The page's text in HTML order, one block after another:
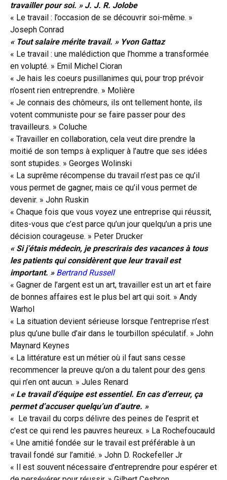
travailler pour soi. » J. J. R. Jolobe
« Le travail : l’occasion de se découvrir soi-même. »
Joseph Conrad
« Tout salaire mérite travail. » Yvon Gattaz
« Le travail : une malédiction que l’homme a transformée
en volupté. » Emil Michel Cioran
« Je hais les coeurs pusillanimes qui, pour trop prévoir
n’osent rien entreprendre. » Molière
« Je connais des chômeurs, ils ont tellement honte, ils
votent communiste pour se faire passer pour des
travailleurs. » Coluche
« Travailler en collaboration, cela veut dire prendre la
moitié de son temps à expliquer à l’autre que ses idées
sont stupides. » Georges Wolinski
« La suprême récompense du travail n’est pas ce qu’il
vous permet de gagner, mais ce qu’il vous permet de
devenir. » John Ruskin
« Chaque fois que vous voyez une entreprise qui réussit,
dites-vous que c’est parce qu’un jour quelqu’un a pris une
décision courageuse. » Peter Drucker
« Si j’étais médecin, je prescrirais des vacances à tous
les patients qui considèrent que leur travail est
important. » Bertrand Russell
« Gagner de l’argent est un art, travailler est un art et faire
de bonnes affaires est le plus bel art qui soit. » Andy
Warhol
« La situation devient sérieuse lorsque l’entreprise n’est
plus qu’une bulle d’air dans le tourbillon spéculatif. » John
Maynard Keynes
« La littérature est un métier où il faut sans cesse
recommencer la preuve qu’on a du talent pour des gens
qui n’en ont aucun. » Jules Renard
« Le travail d’équipe est essentiel. En cas d’erreur, ça
permet d’accuser quelqu’un d’autre. »
« Le travail du corps délivre des peines de l’esprit et
c’est ce qui rend les pauvres heureux. » La Rochefoucauld
« Une amitié fondée sur le travail est préférable à un
travail fondé sur l’amitié. » John D. Rockefeller Jr
« Il est souvent nécessaire d’entreprendre pour espérer et